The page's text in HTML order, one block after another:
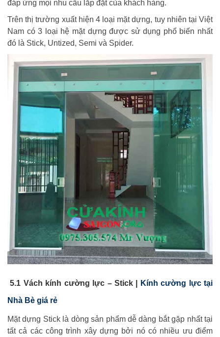
đáp ứng mọi nhu cầu lắp đặt của khách hàng.
Trên thị trường xuất hiện 4 loại mặt dựng, tuy nhiên tại Việt
Nam có 3 loại hệ mặt dựng được sử dụng phổ biến nhất
đó là Stick, Untized, Semi và Spider.
5.1 Vách kính cường lực – Stick | Kính cường lực tại
Nhà Bè giá rẻ
Mặt dựng Stick là dòng sản phẩm dễ dàng bắt gặp nhất tại
tất cả các công trình xây dựng bởi nó có nhiều ưu điểm